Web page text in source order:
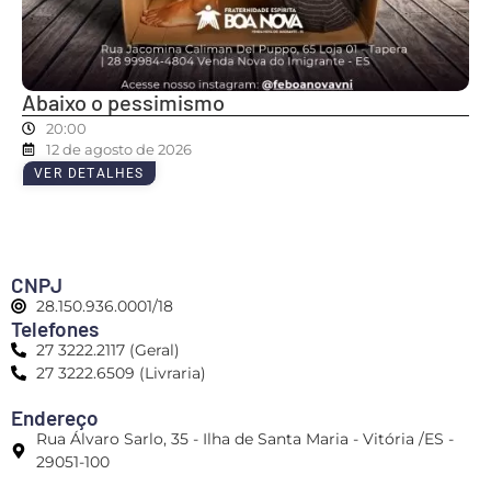
Abaixo o pessimismo
20:00
12 de agosto de 2026
VER DETALHES
CNPJ
28.150.936.0001/18
Telefones
27 3222.2117 (Geral)
27 3222.6509 (Livraria)
Endereço
Rua Álvaro Sarlo, 35 - Ilha de Santa Maria - Vitória /ES -
29051-100